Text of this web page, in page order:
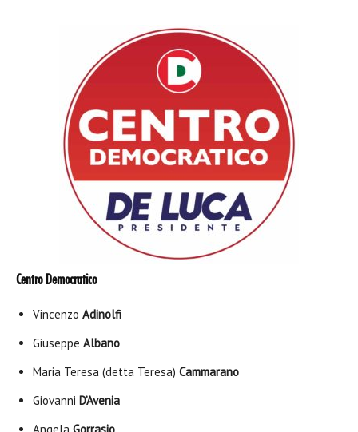
Centro Democratico
Vincenzo Adinolfi
Giuseppe Albano
Maria Teresa (detta Teresa) Cammarano
Giovanni D’Avenia